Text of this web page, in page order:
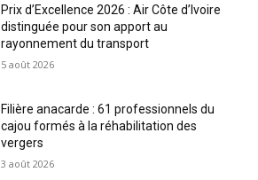
Prix d’Excellence 2026 : Air Côte d’Ivoire
distinguée pour son apport au
rayonnement du transport
5 août 2026
Filière anacarde : 61 professionnels du
cajou formés à la réhabilitation des
vergers
3 août 2026